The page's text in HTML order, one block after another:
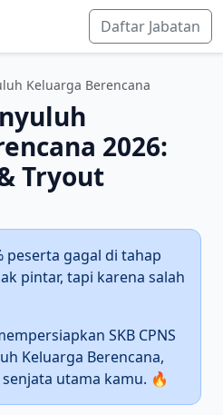
Daftar Jabatan
Keluarga Berencana
2026:
Tryout
peserta gagal di tahap
pintar, tapi karena salah
SKB CPNS
Keluarga Berencana,
utama kamu. 🔥